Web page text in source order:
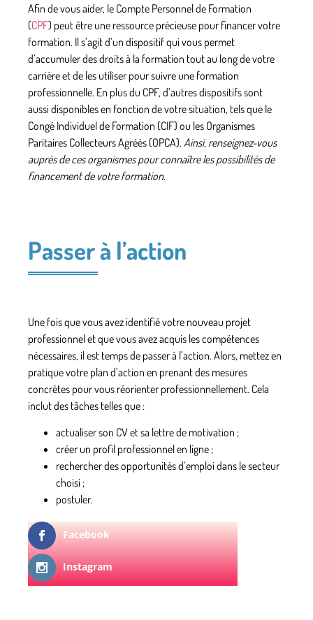
Afin de vous aider, le Compte Personnel de Formation
(CPF) peut être une ressource précieuse pour financer votre
formation. Il s’agit d’un dispositif qui vous permet
d’accumuler des droits à la formation tout au long de votre
carrière et de les utiliser pour suivre une formation
professionnelle. En plus du CPF, d’autres dispositifs sont
aussi disponibles en fonction de votre situation, tels que le
Congé Individuel de Formation (CIF) ou les Organismes
Paritaires Collecteurs Agréés (OPCA). Ainsi, renseignez-vous
auprès de ces organismes pour connaître les possibilités de
financement de votre formation.
Passer à l’action
Une fois que vous avez identifié votre nouveau projet
professionnel et que vous avez acquis les compétences
nécessaires, il est temps de passer à l’action. Alors, mettez en
pratique votre plan d’action en prenant des mesures
concrètes pour vous réorienter professionnellement. Cela
inclut des tâches telles que :
actualiser son CV et sa lettre de motivation ;
créer un profil professionnel en ligne ;
rechercher des opportunités d’emploi dans le secteur
choisi ;
postuler.
Facebook
Instagram